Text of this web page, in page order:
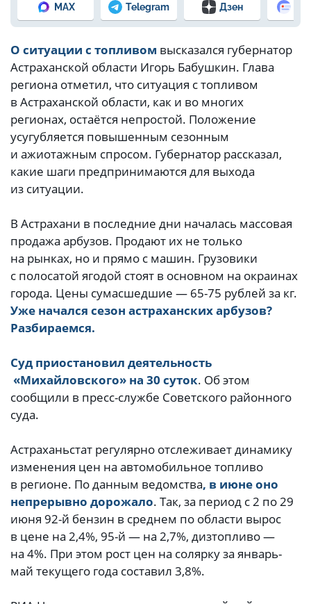
MAX Telegram Дзен
О ситуации с топливом высказался губернатор
Астраханской области Игорь Бабушкин. Глава
региона отметил, что ситуация с топливом
в Астраханской области, как и во многих
регионах, остаётся непростой. Положение
усугубляется повышенным сезонным
и ажиотажным спросом. Губернатор рассказал,
какие шаги предпринимаются для выхода
из ситуации.
В Астрахани в последние дни началась массовая
продажа арбузов. Продают их не только
на рынках, но и прямо с машин. Грузовики
с полосатой ягодой стоят в основном на окраинах
города. Цены сумасшедшие — 65-75 рублей за кг.
Уже начался сезон астраханских арбузов?
Разбираемся.
Суд приостановил деятельность
«Михайловского» на 30 суток. Об этом
сообщили в пресс-службе Советского районного
суда.
Астраханьстат регулярно отслеживает динамику
изменения цен на автомобильное топливо
в регионе. По данным ведомства, в июне оно
непрерывно дорожало. Так, за период с 2 по 29
июня 92-й бензин в среднем по области вырос
в цене на 2,4%, 95-й — на 2,7%, дизтопливо —
на 4%. При этом рост цен на солярку за январь-
май текущего года составил 3,8%.